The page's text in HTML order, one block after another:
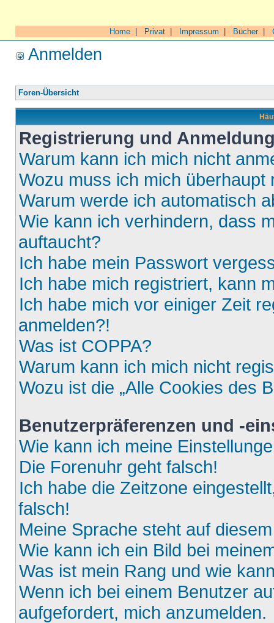
Home Privat Impressum Bücher|
Anmelden
Foren-Übersicht
Registrierung und
Warum kann ich mich nicht
Wozu muss ich mich überhaupt
Warum werde ich automatisch
Wie kann ich verhindern, dass
auftaucht?
Ich habe mein Passwort
Ich habe mich registriert, kann
Ich habe mich vor einiger Zeit
anmelden?!
Was ist COPPA?
Warum kann ich mich nicht
Wozu ist die „Alle Cookies des
Benutzerpräferenzen und -
Wie kann ich meine
Die Forenuhr geht falsch!
Ich habe die Zeitzone
falsch!
Meine Sprache steht auf
Wie kann ich ein Bild bei
Was ist mein Rang und wie
Wenn ich bei einem Benutzer
aufgefordert, mich anzumelden.